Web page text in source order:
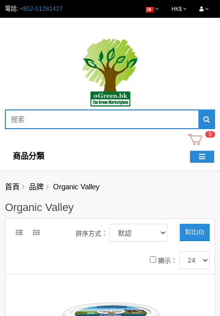
電話: +852-51281427 HK$
0
商品分類
首頁 品牌 Organic Valley
Organic Valley
對比(0)
排序方式：
顯示：